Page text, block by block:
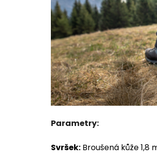
Parametry:
Svršek: Broušená kůže